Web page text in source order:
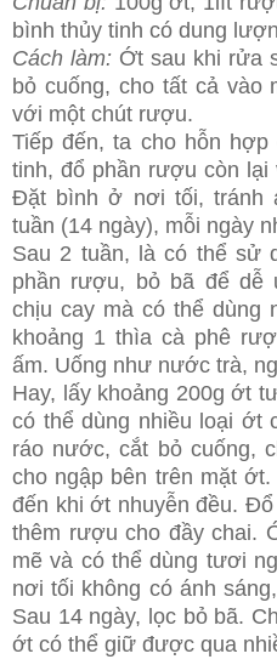
bình thủy tinh có dung
Cách làm:Ớt sau khi rửa
bỏ cuống, cho tất cả vào
với một chút rượu.
Tiếp đến, ta cho hỗn
tinh, đổ phần rượu còn lại
Đặt bình ở nơi tối, tránh
tuần (14 ngày), mỗi ngày
Sau 2 tuần, là có thể sử
phần rượu, bỏ bã để dễ
chịu cay mà có thể dùng
khoảng 1 thìa cà phê
ấm. Uống như nước trà,
Hay, lấy khoảng 200g ớt
có thể dùng nhiều loại ớt
ráo nước, cắt bỏ cuống,
cho ngập bên trên mặt
đến khi ớt nhuyễn đều.
thêm rượu cho đầy chai.
mẽ và có thể dùng tươi
nơi tối không có ánh
Sau 14 ngày, lọc bỏ bã.
ớt có thể giữ được qua